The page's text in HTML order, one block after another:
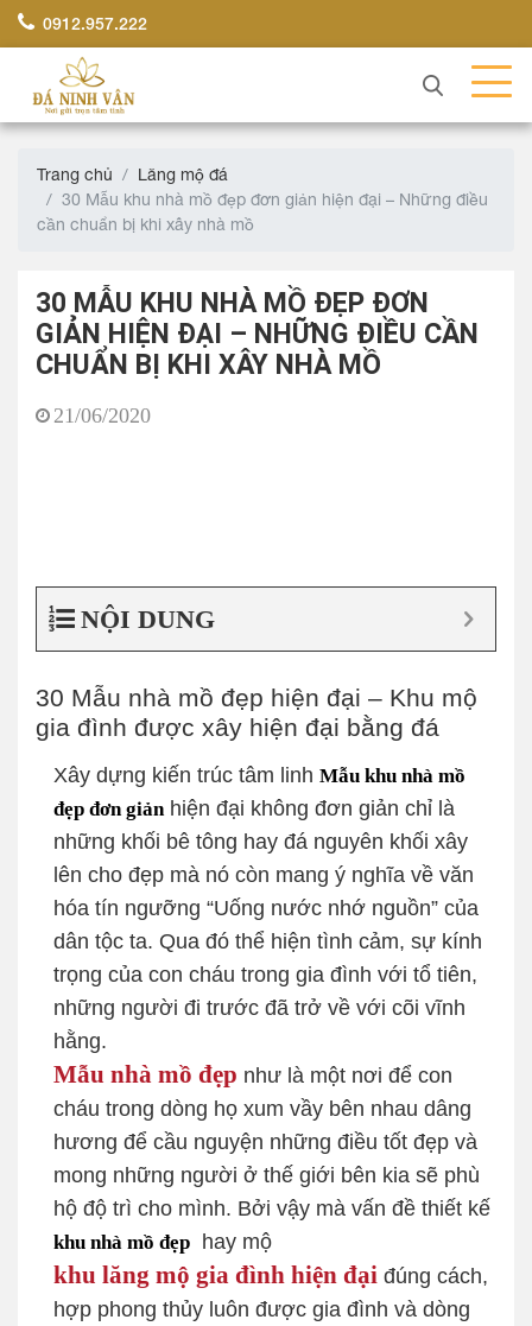
0912.957.222
Trang chủ
Lăng mộ đá
30 Mẫu khu nhà mồ đẹp đơn giản hiện đại – Những điều
cần chuẩn bị khi xây nhà mồ
30 MẪU KHU NHÀ MỒ ĐẸP ĐƠN
GIẢN HIỆN ĐẠI – NHỮNG ĐIỀU CẦN
CHUẨN BỊ KHI XÂY NHÀ MỒ
21/06/2020
NỘI DUNG
30 Mẫu nhà mồ đẹp hiện đại – Khu mộ
gia đình được xây hiện đại bằng đá
Xây dựng kiến trúc tâm linh Mẫu khu nhà mồ
đẹp đơn giản hiện đại không đơn giản chỉ là
những khối bê tông hay đá nguyên khối xây
lên cho đẹp mà nó còn mang ý nghĩa về văn
hóa tín ngưỡng “Uống nước nhớ nguồn” của
dân tộc ta. Qua đó thể hiện tình cảm, sự kính
trọng của con cháu trong gia đình với tổ tiên,
những người đi trước đã trở về với cõi vĩnh
hằng.
Mẫu nhà mồ đẹp như là một nơi để con
cháu trong dòng họ xum vầy bên nhau dâng
hương để cầu nguyện những điều tốt đẹp và
mong những người ở thế giới bên kia sẽ phù
hộ độ trì cho mình. Bởi vậy mà vấn đề thiết kế
khu nhà mồ đẹp hay mộ
khu lăng mộ gia đình hiện đại đúng cách,
hợp phong thủy luôn được gia đình và dòng